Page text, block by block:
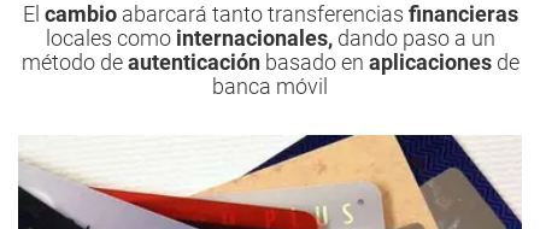
El cambioabarcará tanto transferencias financieras
locales comointernacionales,dando paso a un
método deautenticaciónbasado en aplicacionesde
banca móvil